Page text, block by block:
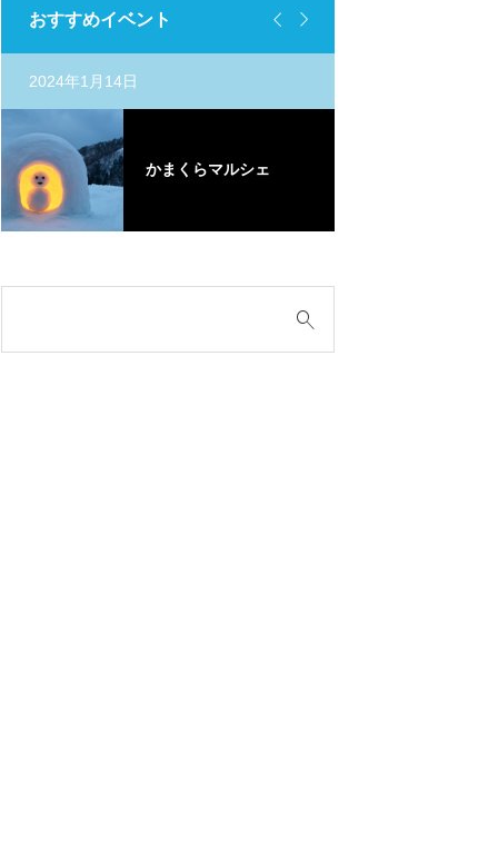
おすすめイベント  
2024年1月14日
かまくらマルシェ